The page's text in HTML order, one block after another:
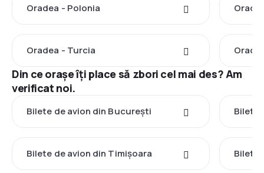
Oradea - Polonia
Oradea - Turcia
Din ce orașe îți place să zbori cel mai des? Am
verificat noi.
Bilete de avion din București Bilete
Bilete de avion din Timișoara Bilete